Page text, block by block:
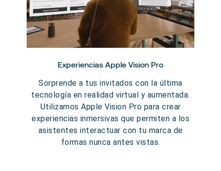
Experiencias Apple Vision Pro
Sorprende a tus invitados con la última
tecnología en realidad virtual y aumentada.
Utilizamos Apple Vision Pro para crear
experiencias inmersivas que permiten a los
asistentes interactuar con tu marca de
formas nunca antes vistas.